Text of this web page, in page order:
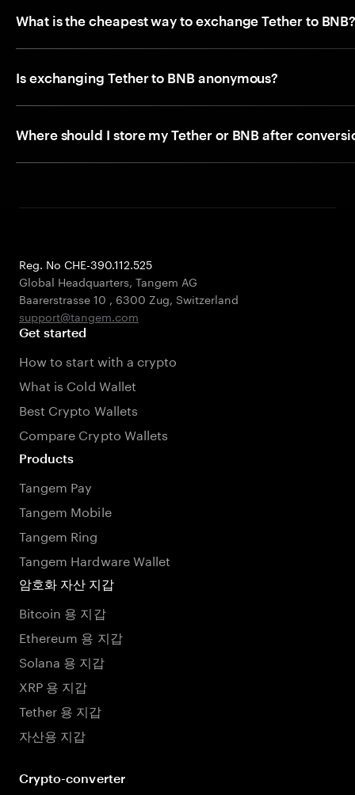
What is the cheapest way to exchange Tether to
Is exchanging Tether to BNB anonymous?
Where should I store my Tether or BNB after
Reg. No CHE-390.112.525
Global Headquarters, Tangem AG
Baarerstrasse 10 , 6300 Zug, Switzerland
support@tangem.com
Get started
How to start with a crypto
What is Cold Wallet
Best Crypto Wallets
Compare Crypto Wallets
Products
Tangem Pay
Tangem Mobile
Tangem Ring
Tangem Hardware Wallet
암호화 자산 지갑
Bitcoin 용 지갑
Ethereum 용 지갑
Solana 용 지갑
XRP 용 지갑
Tether 용 지갑
자산용 지갑
Crypto-converter